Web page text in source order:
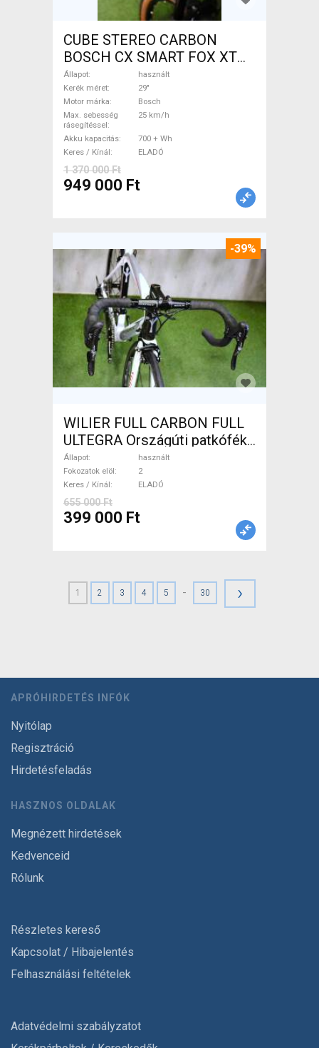
CUBE STEREO CARBON
BOSCH CX SMART FOX XT
Elektromos Mountain Bike
29" össztelós / fully Bosch
használt ELADÓ
Állapot
használt
Kerék méret
29"
Motor márka
Bosch
Max. sebesség
rásegítéssel
25 km/h
Akku kapacitás
700 + Wh
Keres / Kínál
ELADÓ
1 370 000 Ft
949 000 Ft
-39%
WILIER FULL CARBON FULL
ULTEGRA Országúti patkófék
használt ELADÓ
Állapot
használt
Fokozatok elöl
2
Keres / Kínál
ELADÓ
655 000 Ft
399 000 Ft
1 2 3 4 5 - 30 ›
APRÓHIRDETÉS INFÓK
Nyitólap
Regisztráció
Hirdetésfeladás
HASZNOS OLDALAK
Megnézett hirdetések
Kedvenceid
Rólunk
Részletes kereső
Kapcsolat / Hibajelentés
Felhasználási feltételek
Adatvédelmi szabályzatot